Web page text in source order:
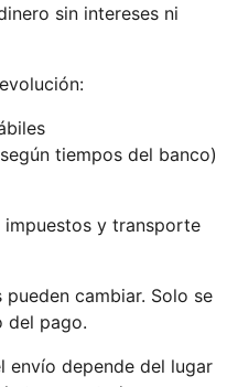
sin intereses ni
tiempos del banco)
y transporte
cambiar. Solo se
del pago.
envío depende del lugar